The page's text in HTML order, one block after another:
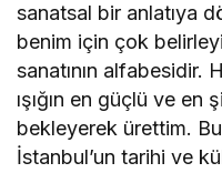
sanatsal bir anlatıya
benim için çok
sanatının alfabesidir.
ışığın en güçlü ve en
bekleyerek ürettim.
İstanbul’un tarihi ve